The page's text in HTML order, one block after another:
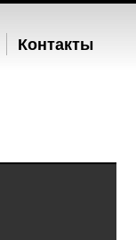
Контакты